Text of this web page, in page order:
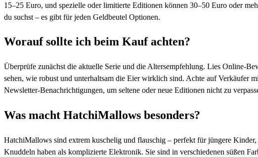
15–25 Euro, und spezielle oder limitierte Editionen können 30–50 Euro oder
du suchst – es gibt für jeden Geldbeutel Optionen.
Worauf sollte ich beim Kauf achten?
Überprüfe zunächst die aktuelle Serie und die Altersempfehlung. Lies Online-
sehen, wie robust und unterhaltsam die Eier wirklich sind. Achte auf Verkäufer
Newsletter-Benachrichtigungen, um seltene oder neue Editionen nicht zu
Was macht HatchiMallows besonders?
HatchiMallows sind extrem kuschelig und flauschig – perfekt für jüngere
Knuddeln haben als komplizierte Elektronik. Sie sind in verschiedenen süßen